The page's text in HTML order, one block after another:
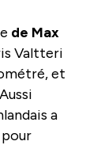
de Max
Valtteri
et
Aussi
a